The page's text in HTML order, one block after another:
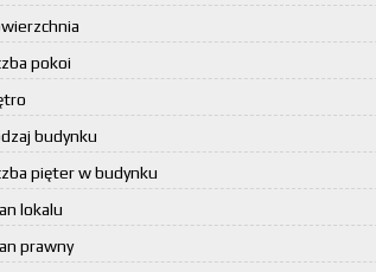
pokoi
budynku
pięter w budynku
lokalu
prawny